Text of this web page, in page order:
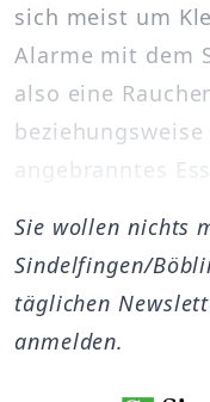
sich meist um
Alarme mit dem
also eine
angebranntes
Sie wollen nichts
Sindelfingen/
täglichen
anmelden.